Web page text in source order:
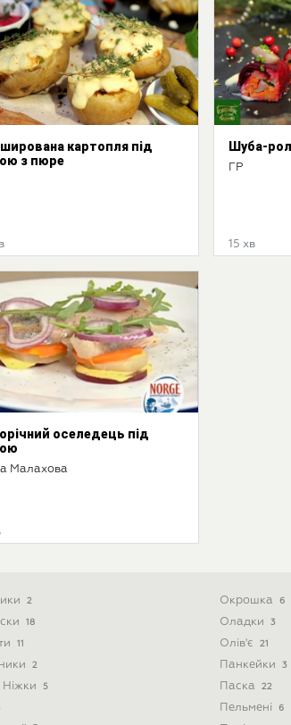
картопля під
з пюре
Шуба-рол
ГР
15 хв
оселедець під
Малахова
2
18
11
2
Ніжки 5
Окрошка 6
Оладки 3
Олів'є 21
Панкейки 3
Паска 22
Пельмені 6